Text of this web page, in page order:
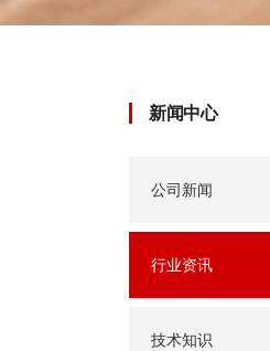
新闻中心
公司新闻
行业资讯
技术知识